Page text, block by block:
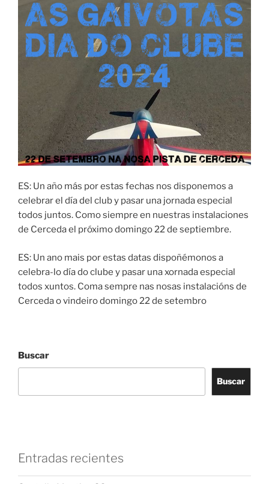
ES: Un año más por estas fechas nos disponemos a
celebrar el día del club y pasar una jornada especial
todos juntos. Como siempre en nuestras instalaciones
de Cerceda el próximo domingo 22 de septiembre.
ES: Un ano mais por estas datas dispoñémonos a
celebra-lo día do clube y pasar una xornada especial
todos xuntos. Coma sempre nas nosas instalacións de
Cerceda o vindeiro domingo 22 de setembro
Buscar
Buscar
Entradas recientes